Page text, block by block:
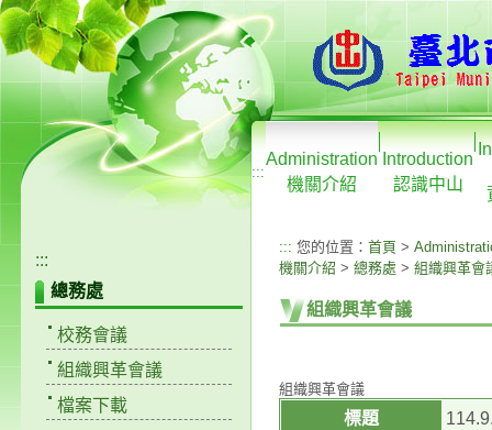
:::
Administration
機關介紹
Introduction
認識中山
:::
總務處
校務會議
組織興革會議
檔案下載
::: 您的位置： 首頁 >
機關介紹 > 總務處 > 組織興革會
組織興革會議
組織興革會議
標題